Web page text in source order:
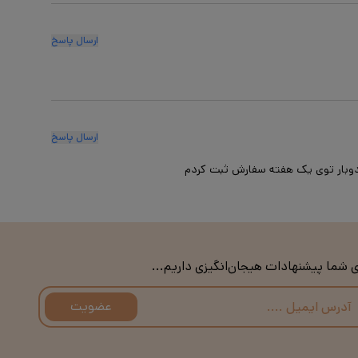
ارسال پاسخ
ارسال پاسخ
توی یک هفته سفارش ثبت کردم
شما پیشنهادات هیجان‌انگیزی داریم...
عضویت